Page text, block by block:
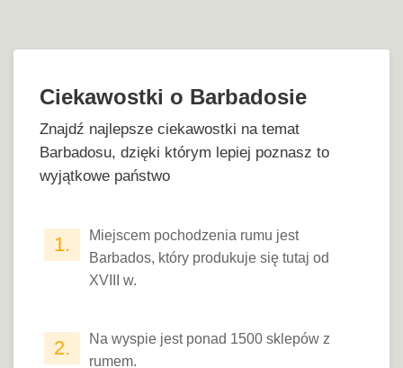
Ciekawostki o Barbadosie
Znajdź najlepsze ciekawostki na temat
Barbadosu, dzięki którym lepiej poznasz to
wyjątkowe państwo
1.
Miejscem pochodzenia rumu jest
Barbados, który produkuje się tutaj od
XVIII w.
2.
Na wyspie jest ponad 1500 sklepów z
rumem.